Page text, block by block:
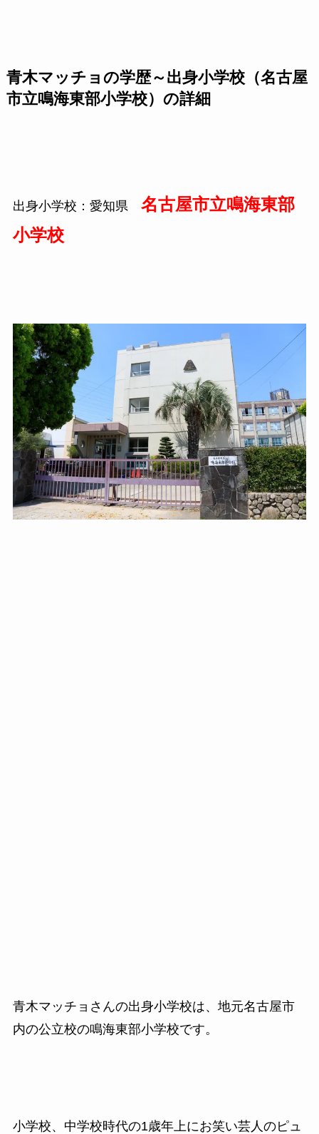
青木マッチョの学歴～出身小学校（名古屋
市立鳴海東部小学校）の詳細
出身小学校：愛知県 名古屋市立鳴海東部
小学校
青木マッチョさんの出身小学校は、地元名古屋市
内の公立校の鳴海東部小学校です。
小学校、中学校時代の1歳年上にお笑い芸人のピュ